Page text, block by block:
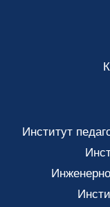
Институт